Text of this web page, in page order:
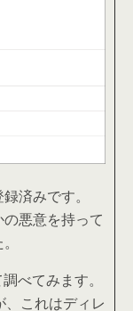
済みです。
悪意を持って
べてみます。
これはディレ